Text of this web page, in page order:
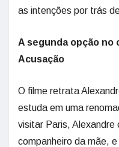
as intenções por trás
A segunda opção no
Acusação
O filme retrata
estuda em uma
visitar Paris, Alexandre
companheiro da mãe,